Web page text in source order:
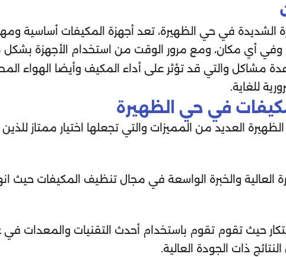
في حي الظهيرة، تعد أجهزة المكيفات أساسية
وفي أي مكان، ومع مرور الوقت من استخدام الأجهزة بشكل
عدة مشاكل والتي قد تؤثر على أداء المكيف وأيضا الهواء
للغاية.
في حي الظهيرة
العديد من المميزات والتي تجعلها اختيار ممتاز للذين
العالية والخبرة الواسعة في مجال تنظيف المكيفات حيث
حيث تقوم تقوم باستخدام أحدث التقنيات والمعدات
ذات الجودة العالية.